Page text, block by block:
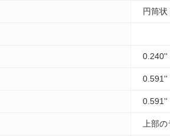
円筒状
0.240''
0.591''
0.591''
上部